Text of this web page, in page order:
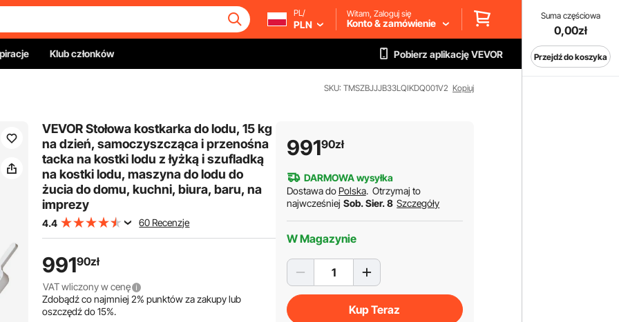
Suma częściowa
0,00zł
Przejdź do koszyka
PL/
PLN
Witam, Zaloguj się
Konto & zamówienie
Klub członków Pobierz aplikację VEVOR
SKU: TMSZBJJJB33LQIKDQ001V2 Kopiuj
VEVOR Stołowa kostkarka do lodu, 15 kg
na dzień, samoczyszcząca i przenośna
tacka na kostki lodu z łyżką i szufladką
na kostki lodu, maszyna do lodu do
żucia do domu, kuchni, biura, baru, na
imprezy
4.4 60 Recenzje
99190zł
VAT wliczony w cenę
Zdobądź co najmniej2% punktów za zakupy lub
oszczędź do15%.
99190zł
DARMOWA wysyłka
Dostawa do Polska. Otrzymaj to
najwcześniej Sob. Sier. 8 Szczegóły
W Magazynie
Kup Teraz